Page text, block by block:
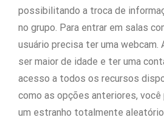
possibilitando a troca de
no grupo. Para entrar em salas
usuário precisa ter uma webcam.
ser maior de idade e ter uma
acesso a todos os recursos
como as opções anteriores, você
um estranho totalmente